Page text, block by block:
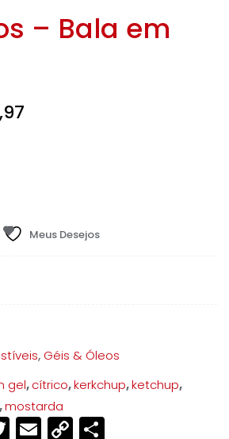
– Bala em
R$25,97.
Meus Desejos
, Géis & Óleos
gel,cítrico,kerkchup,ketchup,
,mostarda
Twitter
Email
Copy